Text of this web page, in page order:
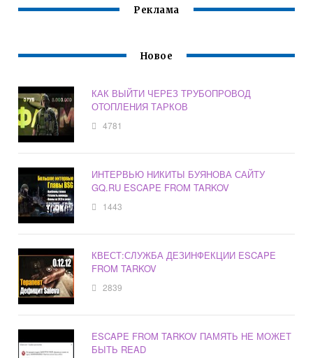
Реклама
Новое
КАК ВЫЙТИ ЧЕРЕЗ ТРУБОПРОВОД
ОТОПЛЕНИЯ ТАРКОВ
4781
ИНТЕРВЬЮ НИКИТЫ БУЯНОВА САЙТУ
GQ.RU ESCAPE FROM TARKOV
1443
КВЕСТ:СЛУЖБА ДЕЗИНФЕКЦИИ ESCAPE
FROM TARKOV
2839
ESCAPE FROM TARKOV ПАМЯТЬ НЕ МОЖЕТ
БЫТЬ READ